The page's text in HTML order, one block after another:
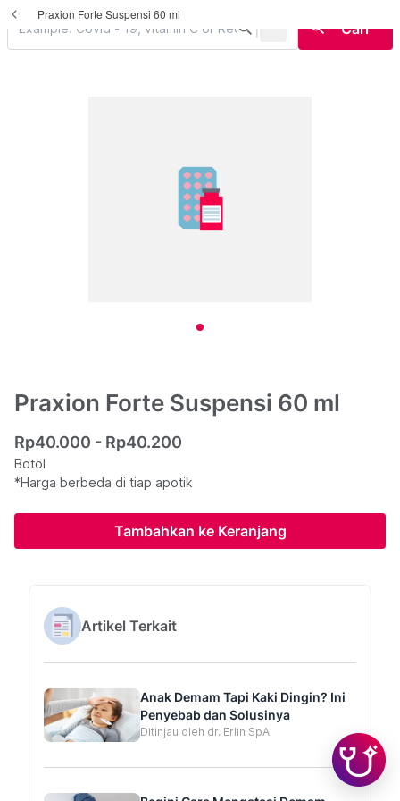
Praxion Forte Suspensi 60 ml
search | search Cari
Praxion Forte Suspensi 60 ml
Rp40.000 - Rp40.200
Botol
*Harga berbeda di tiap apotik
Tambahkan ke Keranjang
Artikel Terkait
Anak Demam Tapi Kaki Dingin? Ini
Penyebab dan Solusinya
Ditinjau oleh dr. Erlin SpA